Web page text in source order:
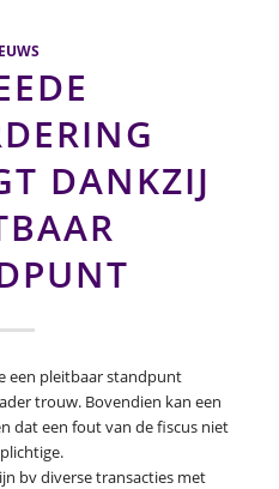
DANKZIJ
een pleitbaar standpunt
trouw. Bovendien kan een
dat een fout van de fiscus niet
bv diverse transacties met